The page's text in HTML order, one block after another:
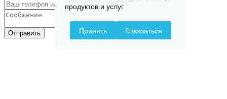
Отправить
продуктов и услуг
Принять Отказаться